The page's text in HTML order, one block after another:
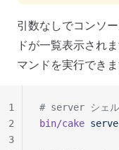
引数なしでコンソ
ドが一覧表示され
マンドを実行できま
# server シェル
bin/cake
1
2
3